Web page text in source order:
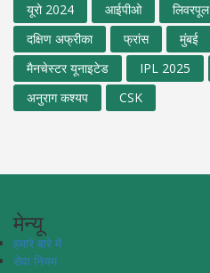
यूरो 2024
आईपीओ लिवरपूल
दक्षिण अफ्रीका
फ्रांस मुंबई
मैनचेस्टर यूनाइटेड
IPL 2025
अनुराग कश्यप
CSK
मेन्यू
हमारे बारे में
सेवा नियम